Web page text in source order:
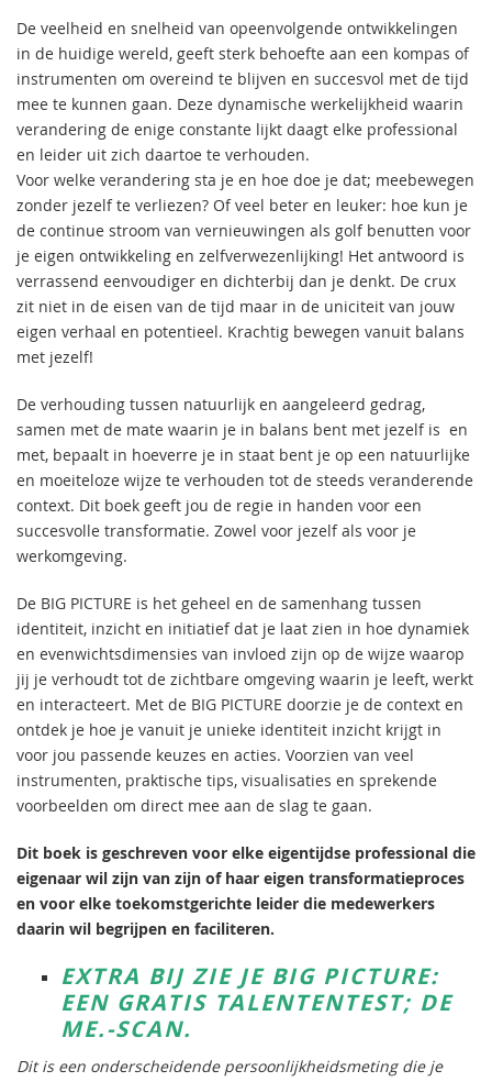
De veelheid en snelheid van opeenvolgende ontwikkelingen
in de huidige wereld, geeft sterk behoefte aan een kompas of
instrumenten om overeind te blijven en succesvol met de tijd
mee te kunnen gaan. Deze dynamische werkelijkheid waarin
verandering de enige constante lijkt daagt elke professional
en leider uit zich daartoe te verhouden.
Voor welke verandering sta je en hoe doe je dat; meebewegen
zonder jezelf te verliezen? Of veel beter en leuker: hoe kun je
de continue stroom van vernieuwingen als golf benutten voor
je eigen ontwikkeling en zelfverwezenlijking! Het antwoord is
verrassend eenvoudiger en dichterbij dan je denkt. De crux
zit niet in de eisen van de tijd maar in de uniciteit van jouw
eigen verhaal en potentieel. Krachtig bewegen vanuit balans
met jezelf!
De verhouding tussen natuurlijk en aangeleerd gedrag,
samen met de mate waarin je in balans bent met jezelf is en
met, bepaalt in hoeverre je in staat bent je op een natuurlijke
en moeiteloze wijze te verhouden tot de steeds veranderende
context. Dit boek geeft jou de regie in handen voor een
succesvolle transformatie. Zowel voor jezelf als voor je
werkomgeving.
De BIG PICTURE is het geheel en de samenhang tussen
identiteit, inzicht en initiatief dat je laat zien in hoe dynamiek
en evenwichtsdimensies van invloed zijn op de wijze waarop
jij je verhoudt tot de zichtbare omgeving waarin je leeft, werkt
en interacteert. Met de BIG PICTURE doorzie je de context en
ontdek je hoe je vanuit je unieke identiteit inzicht krijgt in
voor jou passende keuzes en acties. Voorzien van veel
instrumenten, praktische tips, visualisaties en sprekende
voorbeelden om direct mee aan de slag te gaan.
Dit boek is geschreven voor elke eigentijdse professional die
eigenaar wil zijn van zijn of haar eigen transformatieproces
en voor elke toekomstgerichte leider die medewerkers
daarin wil begrijpen en faciliteren.
EXTRA BIJ ZIE JE BIG PICTURE:
EEN GRATIS TALENTENTEST; DE
ME.-SCAN.
Dit is een onderscheidende persoonlijkheidsmeting die je